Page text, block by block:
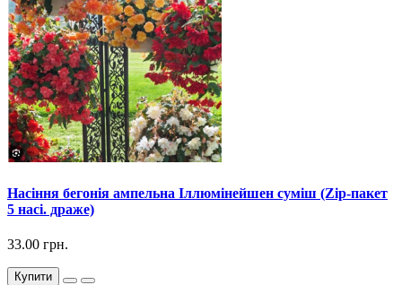
Насіння бегонія ампельна Іллюмінейшен суміш (Zip-пакет
5 насі. драже)
33.00 грн.
Купити